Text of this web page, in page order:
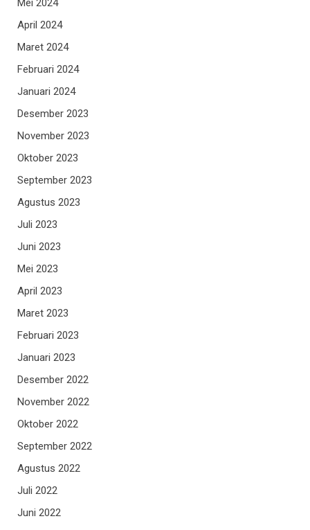
Mei 2024
April 2024
Maret 2024
Februari 2024
Januari 2024
Desember 2023
November 2023
Oktober 2023
September 2023
Agustus 2023
Juli 2023
Juni 2023
Mei 2023
April 2023
Maret 2023
Februari 2023
Januari 2023
Desember 2022
November 2022
Oktober 2022
September 2022
Agustus 2022
Juli 2022
Juni 2022